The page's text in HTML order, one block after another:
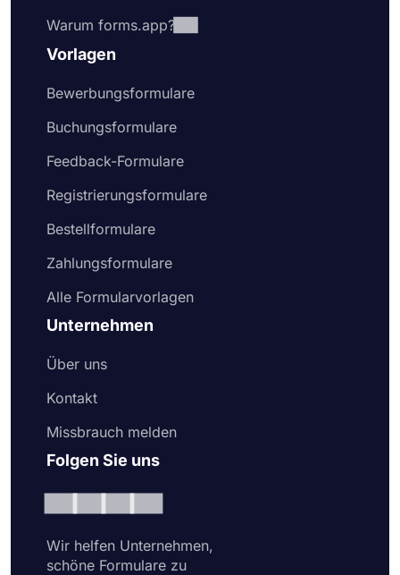
Warum forms.app?
Vorlagen
Bewerbungsformulare
Buchungsformulare
Feedback-Formulare
Registrierungsformulare
Bestellformulare
Zahlungsformulare
Alle Formularvorlagen
Unternehmen
Über uns
Kontakt
Missbrauch melden
Folgen Sie uns
Wir helfen Unternehmen,
schöne Formulare zu